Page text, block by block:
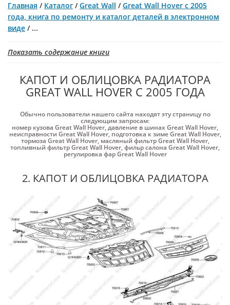
Главная / Каталог /Great Wall /Great Wall Hover с 2005
года, книга по ремонту и каталог деталей в электронном
виде / ...
Показать содержание книги
КАПОТ И ОБЛИЦОВКА РАДИАТОРА
GREAT WALL HOVER С 2005 ГОДА
Обычно пользователи нашего сайта находят эту страницу по
следующим запросам:
номер кузова Great Wall Hover,давление в шинах Great Wall Hover,
неисправности Great Wall Hover, подготовка к зиме Great Wall Hover,
тормоза Great Wall Hover, масляный фильтр Great Wall Hover,
топливный фильтр Great Wall Hover,фильр салона Great Wall Hover,
регулировка фар Great Wall Hover
2. КАПОТ И ОБЛИЦОВКА РАДИАТОРА